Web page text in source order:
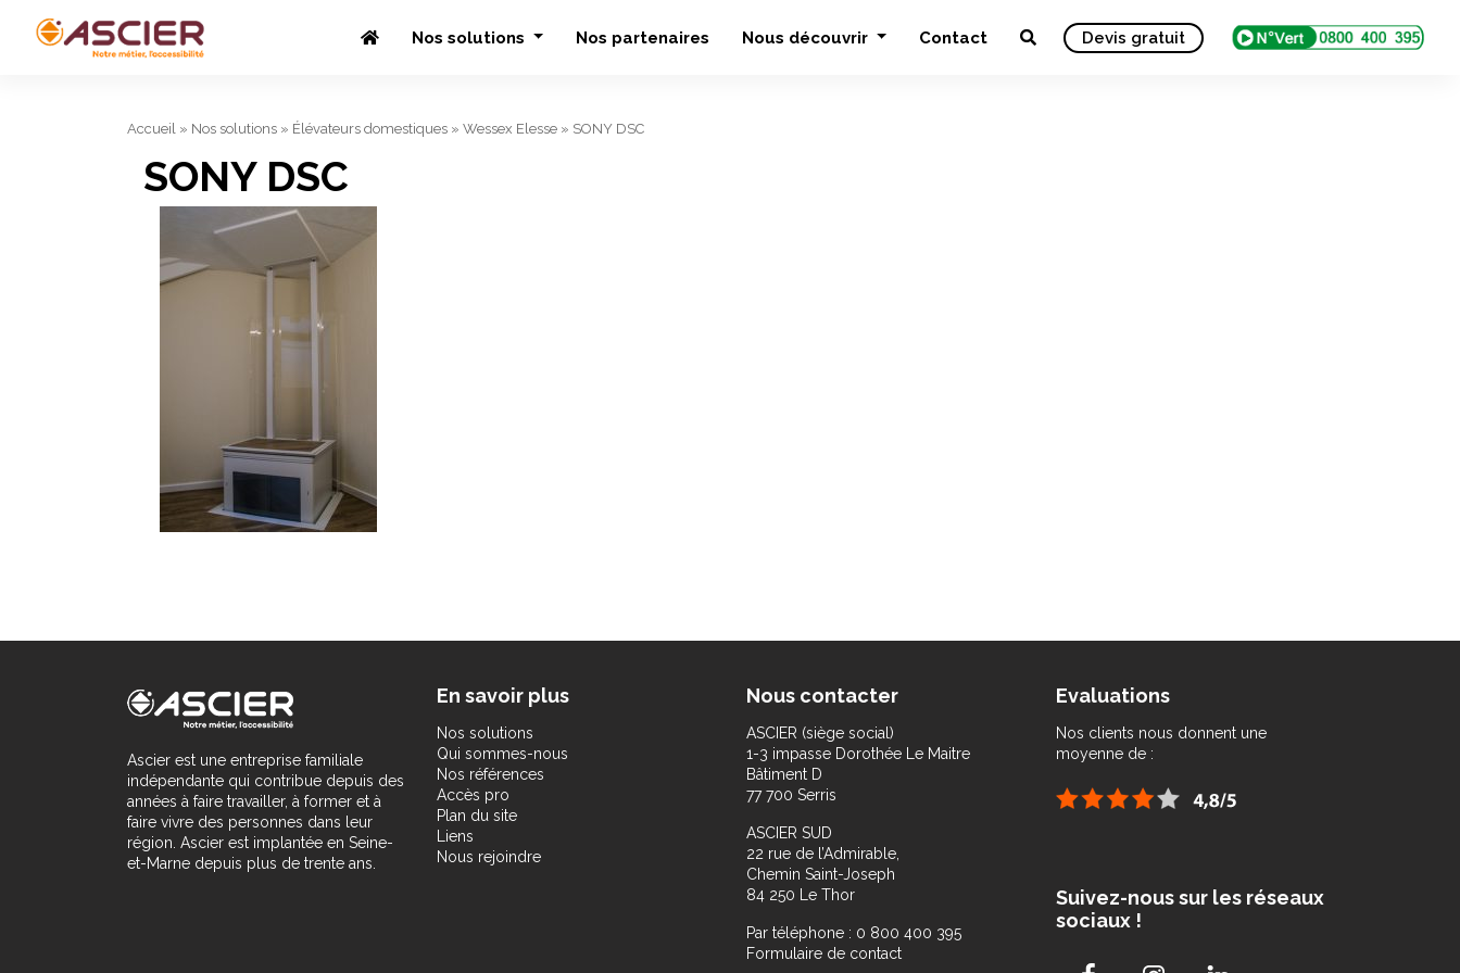
Nos solutions Nos partenaires Nous découvrir Contact Devis gratuit
Accueil » Nos solutions » Élévateurs domestiques » Wessex Elesse » SONY DSC
SONY DSC
Ascier est une entreprise familiale
indépendante qui contribue depuis des
années à faire travailler, à former et à
faire vivre des personnes dans leur
région. Ascier est implantée en Seine-
et-Marne depuis plus de trente ans.
En savoir plus
Nos solutions
Qui sommes-nous
Nos références
Accès pro
Plan du site
Liens
Nous rejoindre
Nous contacter
ASCIER (siège social)
1-3 impasse Dorothée Le Maitre
Bâtiment D
77 700 Serris
ASCIER SUD
22 rue de l’Admirable,
Chemin Saint-Joseph
84 250 Le Thor
Par téléphone : 0 800 400 395
Formulaire de contact
Evaluations
Nos clients nous donnent une
moyenne de :
Suivez-nous sur les réseaux
sociaux !